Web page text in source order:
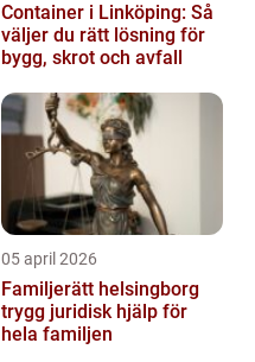
Container i Linköping: Så
väljer du rätt lösning för
bygg, skrot och avfall
05 april 2026
Familjerätt helsingborg
trygg juridisk hjälp för
hela familjen